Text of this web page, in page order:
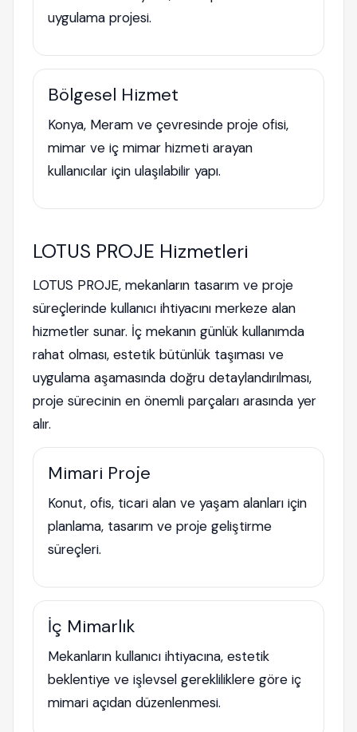
uygulama projesi.
Bölgesel Hizmet
Konya, Meram ve çevresinde proje ofisi,
mimar ve iç mimar hizmeti arayan
kullanıcılar için ulaşılabilir yapı.
LOTUS PROJE Hizmetleri
LOTUS PROJE, mekanların tasarım ve proje
süreçlerinde kullanıcı ihtiyacını merkeze alan
hizmetler sunar. İç mekanın günlük kullanımda
rahat olması, estetik bütünlük taşıması ve
uygulama aşamasında doğru detaylandırılması,
proje sürecinin en önemli parçaları arasında yer
alır.
Mimari Proje
Konut, ofis, ticari alan ve yaşam alanları için
planlama, tasarım ve proje geliştirme
süreçleri.
İç Mimarlık
Mekanların kullanıcı ihtiyacına, estetik
beklentiye ve işlevsel gerekliliklere göre iç
mimari açıdan düzenlenmesi.